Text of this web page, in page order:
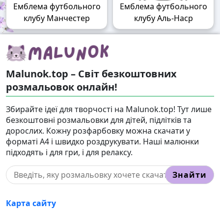
Емблема футбольного
клубу Манчестер
Емблема футбольного
клубу Аль-Наср
Malunok.top – Світ безкоштовних
розмальовок онлайн!
Збирайте ідеї для творчості на Malunok.top! Тут лише
безкоштовні розмальовки для дітей, підлітків та
дорослих. Кожну розфарбовку можна скачати у
форматі А4 і швидко роздрукувати. Наші малюнки
підходять і для гри, і для релаксу.
Знайти
Карта сайту